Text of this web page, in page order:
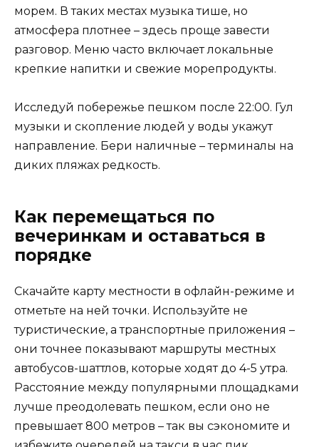
морем. В таких местах музыка тише, но
атмосфера плотнее – здесь проще завести
разговор. Меню часто включает локальные
крепкие напитки и свежие морепродукты.
Исследуй побережье пешком после 22:00. Гул
музыки и скопление людей у воды укажут
направление. Бери наличные – терминалы на
диких пляжах редкость.
Как перемещаться по
вечеринкам и оставаться в
порядке
Скачайте карту местности в офлайн-режиме и
отметьте на ней точки. Используйте не
туристические, а транспортные приложения –
они точнее показывают маршруты местных
автобусов-шаттлов, которые ходят до 4-5 утра.
Расстояние между популярными площадками
лучше преодолевать пешком, если оно не
превышает 800 метров – так вы сэкономите и